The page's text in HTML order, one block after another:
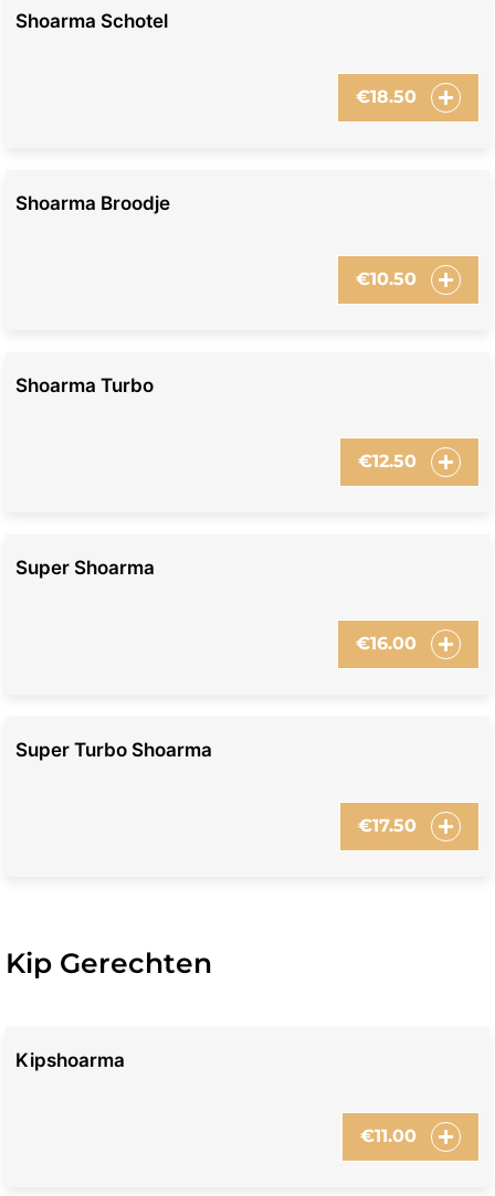
Shoarma Schotel
€18.50
Shoarma Broodje
€10.50
Shoarma Turbo
€12.50
Super Shoarma
€16.00
Super Turbo Shoarma
€17.50
Kip Gerechten
Kipshoarma
€11.00